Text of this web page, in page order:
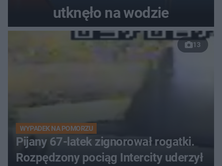
utknęło na wodzie
13
WYPADEK NA POMORZU
Pijany 67-latek zignorował rogatki.
Rozpędzony pociąg Intercity uderzył